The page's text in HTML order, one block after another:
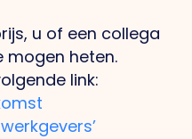
u of een collega
mogen heten.
link: